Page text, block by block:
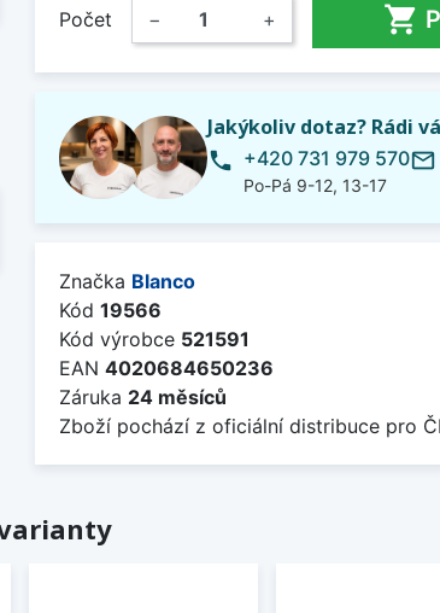
Počet − + 
Jakýkoliv dotaz? Rádi
phone +420 731 979 570
Po-Pá 9-12, 13-17
mail_outline
Značka Blanco
Kód 19566
Kód výrobce 521591
EAN 4020684650236
Záruka 24 měsíců
Zboží pochází z oficiální distribuce pro